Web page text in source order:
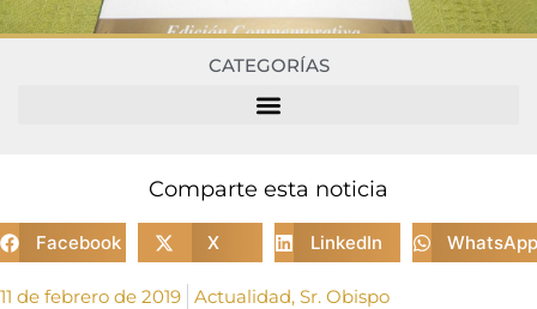
CATEGORÍAS
Comparte esta noticia
Facebook X LinkedIn WhatsApp
11 de febrero de 2019 Actualidad, Sr. Obispo